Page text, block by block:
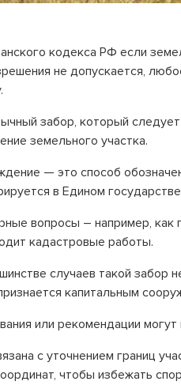
кодекса РФ если
не допускается,
забор, который
земельного участка.
— это способ
в Едином
вопросы – например, как
кадастровые работы.
случаев такой забор
капитальным
или рекомендации могут
с уточнением границ
чтобы избежать